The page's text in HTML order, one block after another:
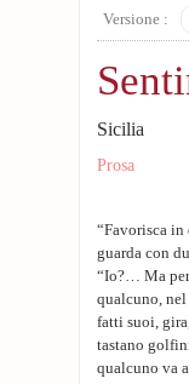
Versione :
Sicilia
Prosa
“Favorisca in
guarda con
“Io?… Ma
qualcuno, nel
fatti suoi,
tastano
qualcuno va